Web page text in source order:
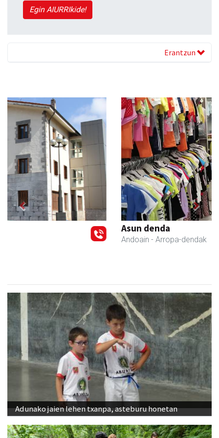
Egin AIURRIkide!
Erantzun
- Arropa-dendak
Previous Next
Adunako jaien lehen txanpa, asteburu honetan